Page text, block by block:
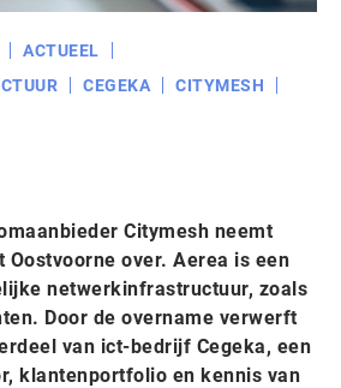
ACTUEEL
CEGEKA
CITYMESH
Citymesh neemt
Oostvoorne over. Aerea is een
netwerkinfrastructuur, zoals
Door de overname verwerft
van ict-bedrijf Cegeka, een
klantenportfolio en kennis van